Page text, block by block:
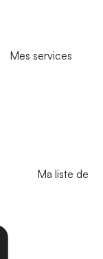
Mes services
Ma liste de